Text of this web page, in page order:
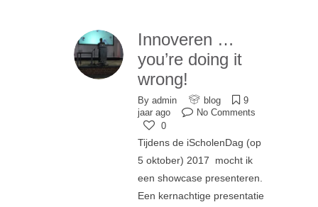
Innoveren …
you’re doing it
wrong!
By admin blog
9
jaar ago
No Comments
0
Tijdens de iScholenDag (op
5 oktober) 2017 mocht ik
een showcase presenteren.
Een kernachtige presentatie